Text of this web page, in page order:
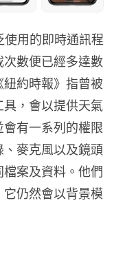
用的即時通訊程
數便已經多達數
約時報》指曾被
，會以提供天氣
有一系列的權限
麥克風以及鏡頭
案及資料。他們
仍然會以背景模